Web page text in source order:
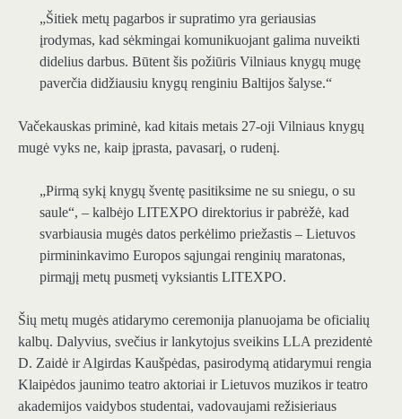
„Šitiek metų pagarbos ir supratimo yra geriausias
įrodymas, kad sėkmingai komunikuojant galima nuveikti
didelius darbus. Būtent šis požiūris Vilniaus knygų mugę
paverčia didžiausiu knygų renginiu Baltijos šalyse.“
Vačekauskas priminė, kad kitais metais 27-oji Vilniaus knygų
mugė vyks ne, kaip įprasta, pavasarį, o rudenį.
„Pirmą sykį knygų šventę pasitiksime ne su sniegu, o su
saule“, – kalbėjo LITEXPO direktorius ir pabrėžė, kad
svarbiausia mugės datos perkėlimo priežastis – Lietuvos
pirmininkavimo Europos sąjungai renginių maratonas,
pirmąjį metų pusmetį vyksiantis LITEXPO.
Šių metų mugės atidarymo ceremonija planuojama be oficialių
kalbų. Dalyvius, svečius ir lankytojus sveikins LLA prezidentė
D. Zaidė ir Algirdas Kaušpėdas, pasirodymą atidarymui rengia
Klaipėdos jaunimo teatro aktoriai ir Lietuvos muzikos ir teatro
akademijos vaidybos studentai, vadovaujami režisieriaus